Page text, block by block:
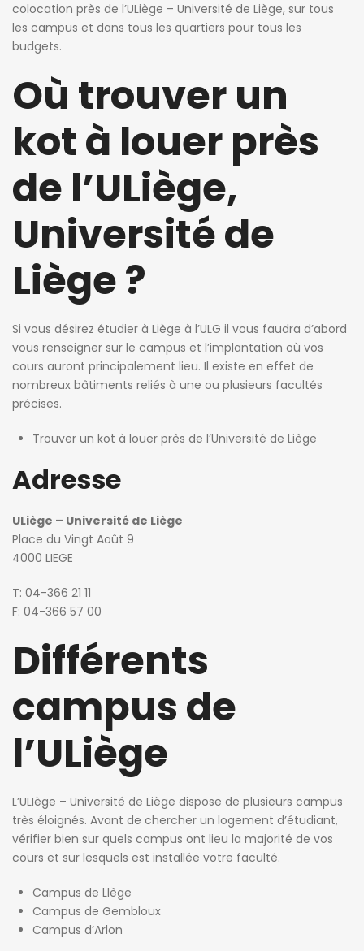
colocation près de l’ULiège – Université de Liège, sur tous
les campus et dans tous les quartiers pour tous les
budgets.
Où trouver un
kot à louer près
de l’ULiège,
Université de
Liège ?
Si vous désirez étudier à Liège à l’ULG il vous faudra d’abord
vous renseigner sur le campus et l’implantation où vos
cours auront principalement lieu. Il existe en effet de
nombreux bâtiments reliés à une ou plusieurs facultés
précises.
Trouver un kot à louer près de l’Université de Liège
Adresse
ULiège – Université de Liège
Place du Vingt Août 9
4000 LIEGE
T: 04-366 21 11
F: 04-366 57 00
Différents
campus de
l’ULiège
L’ULIège – Université de Liège dispose de plusieurs campus
très éloignés. Avant de chercher un logement d’étudiant,
vérifier bien sur quels campus ont lieu la majorité de vos
cours et sur lesquels est installée votre faculté.
Campus de LIège
Campus de Gembloux
Campus d’Arlon
Chambre chez l’habitant Studios meublés à louer – Résidence Ustel – Boulevard Poincaré, 76 – Anderlecht – à partir de 720 € charges incluses